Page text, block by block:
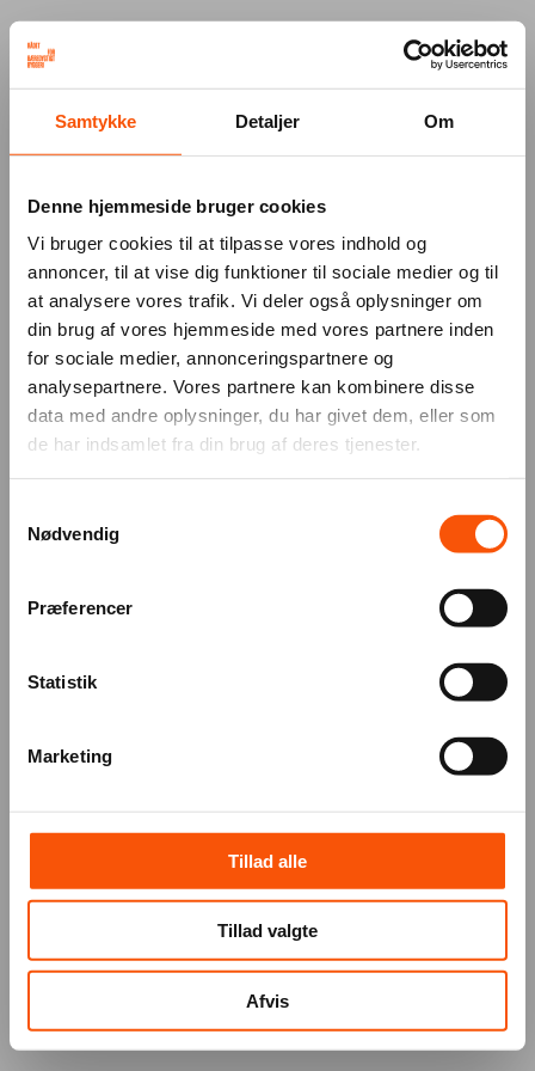
Samtykke Detaljer Om
Denne hjemmeside bruger cookies
Vi bruger cookies til at tilpasse vores indhold og
annoncer, til at vise dig funktioner til sociale medier og til
at analysere vores trafik. Vi deler også oplysninger om
din brug af vores hjemmeside med vores partnere inden
for sociale medier, annonceringspartnere og
analysepartnere. Vores partnere kan kombinere disse
data med andre oplysninger, du har givet dem, eller som
de har indsamlet fra din brug af deres tjenester.
Nødvendig
Præferencer
Statistik
Marketing
Tillad alle
Tillad valgte
Afvis
Your browser was unable to load
again in a few moments and make sure not
to use ad-blockers.